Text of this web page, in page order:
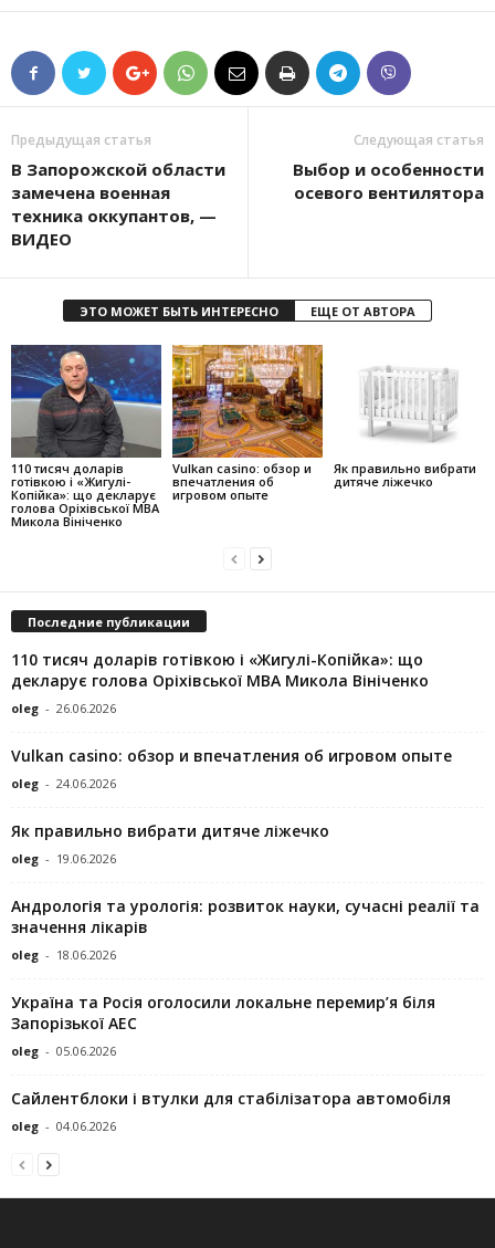
Предыдущая статья
В Запорожской области
замечена военная
техника оккупантов, —
ВИДЕО
Следующая статья
Выбор и особенности
осевого вентилятора
ЭТО МОЖЕТ БЫТЬ ИНТЕРЕСНО ЕЩЕ ОТ АВТОРА
110 тисяч доларів
готівкою і «Жигулі-
Копійка»: що декларує
голова Оріхівської МВА
Микола Вініченко
Vulkan casino: обзор и
впечатления об
игровом опыте
Як правильно вибрати
дитяче ліжечко
Последние публикации
110 тисяч доларів готівкою і «Жигулі-Копійка»: що
декларує голова Оріхівської МВА Микола Вініченко
oleg - 26.06.2026
Vulkan casino: обзор и впечатления об игровом опыте
oleg - 24.06.2026
Як правильно вибрати дитяче ліжечко
oleg - 19.06.2026
Андрологія та урологія: розвиток науки, сучасні реалії та
значення лікарів
oleg - 18.06.2026
Україна та Росія оголосили локальне перемир’я біля
Запорізької АЕС
oleg - 05.06.2026
Сайлентблоки і втулки для стабілізатора автомобіля
oleg - 04.06.2026